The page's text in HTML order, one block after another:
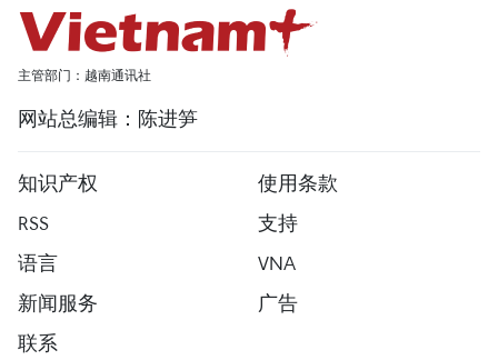
主管部门：越南通讯社
网站总编辑：陈进笋
知识产权
使用条款
RSS
支持
语言
VNA
新闻服务
广告
联系